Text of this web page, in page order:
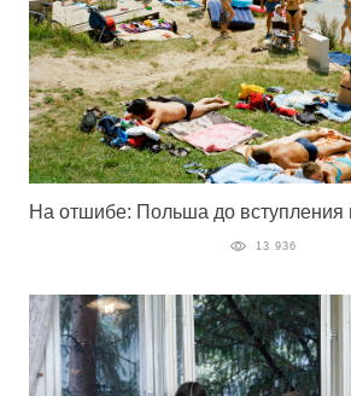
На отшибе: Польша до вступления
13 936